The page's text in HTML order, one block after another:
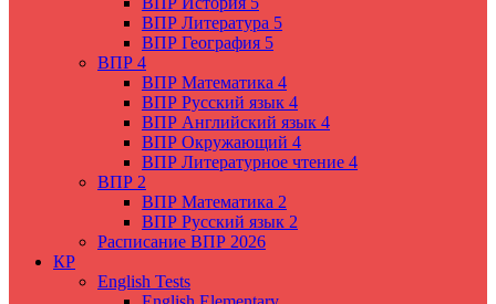
ВПР Литература 5
ВПР География 5
ВПР 4
ВПР Математика 4
ВПР Русский язык 4
ВПР Английский язык 4
ВПР Окружающий 4
ВПР Литературное чтение 4
ВПР 2
ВПР Математика 2
ВПР Русский язык 2
Расписание ВПР 2026
КР
English Tests